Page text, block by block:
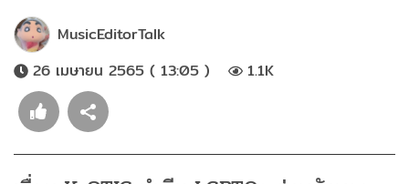
MusicEditorTalk
26 เมษายน 2565 ( 13:05 )
1.1K